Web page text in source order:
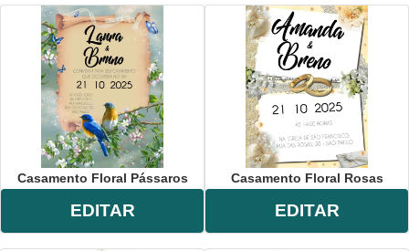
Casamento Floral Pássaros
EDITAR
Casamento Floral Rosas
EDITAR